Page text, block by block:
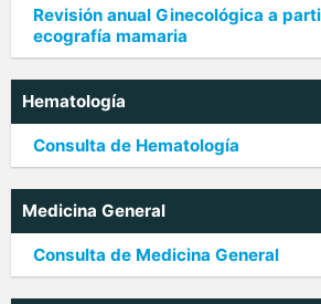
Revisión anual Ginecológica a
ecografía mamaria
Hematología
Consulta de Hematología
Medicina General
Consulta de Medicina General